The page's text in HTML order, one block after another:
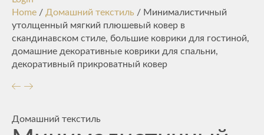
Home / Домашний текстиль / Минималистичный
утолщенный мягкий плюшевый ковер в
скандинавском стиле, большие коврики для гостиной,
домашние декоративные коврики для спальни,
декоративный прикроватный ковер
Домашний текстиль